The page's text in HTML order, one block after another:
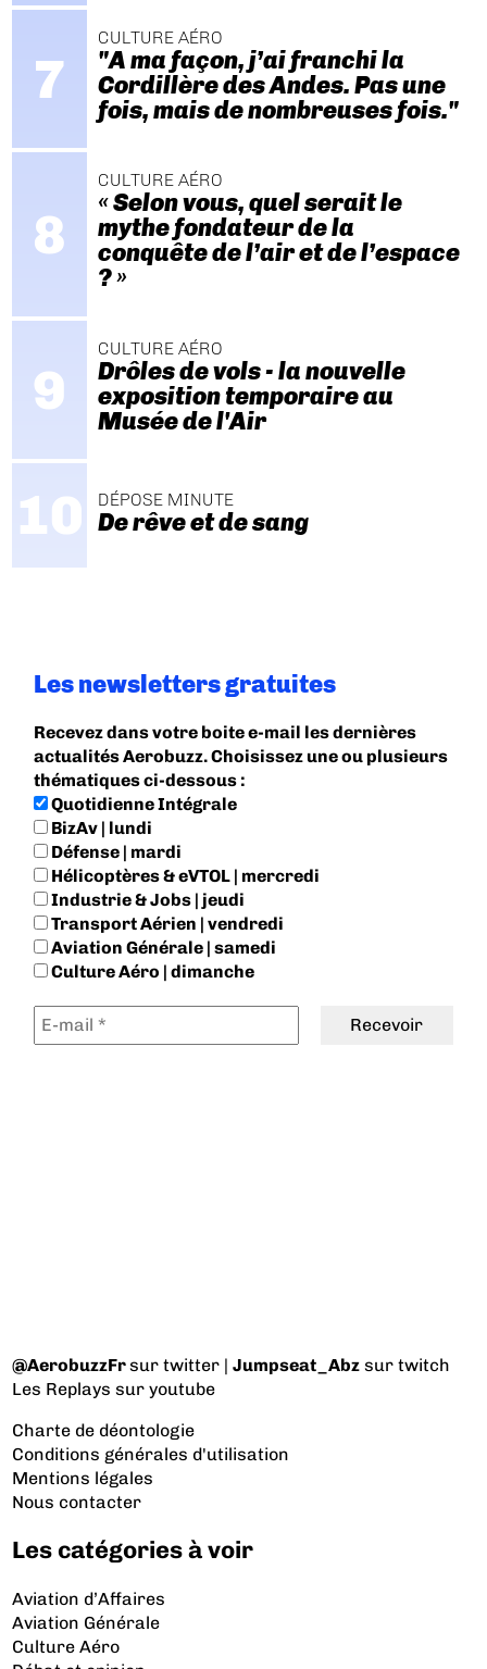
CULTURE AÉRO
"A ma façon, j’ai franchi la
Cordillère des Andes. Pas une
fois, mais de nombreuses fois."
CULTURE AÉRO
« Selon vous, quel serait le
mythe fondateur de la
conquête de l’air et de l’espace
? »
CULTURE AÉRO
Drôles de vols - la nouvelle
exposition temporaire au
Musée de l'Air
DÉPOSE MINUTE
De rêve et de sang
Les newsletters gratuites
Recevez dans votre boite e-mail les dernières
actualités Aerobuzz. Choisissez une ou plusieurs
thématiques ci-dessous :
Quotidienne Intégrale
BizAv | lundi
Défense | mardi
Hélicoptères & eVTOL | mercredi
Industrie & Jobs | jeudi
Transport Aérien | vendredi
Aviation Générale | samedi
Culture Aéro | dimanche
@AerobuzzFrsur twitter |Jumpseat_Abz sur twitch
Les Replays sur youtube
Charte de déontologie
Conditions générales d'utilisation
Mentions légales
Nous contacter
Les catégories à voir
Aviation d’Affaires
Aviation Générale
Culture Aéro